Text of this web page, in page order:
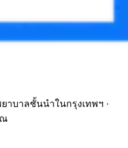
าบาลชั้นนำในกรุงเทพฯ ·
ณ